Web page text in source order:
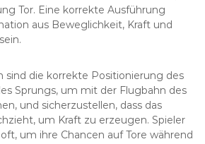
Tor. Eine korrekte Ausführung
aus Beweglichkeit, Kraft und
sind die korrekte Positionierung des
Sprungs, um mit der Flugbahn des
und sicherzustellen, dass das
um Kraft zu erzeugen. Spieler
um ihre Chancen auf Tore während